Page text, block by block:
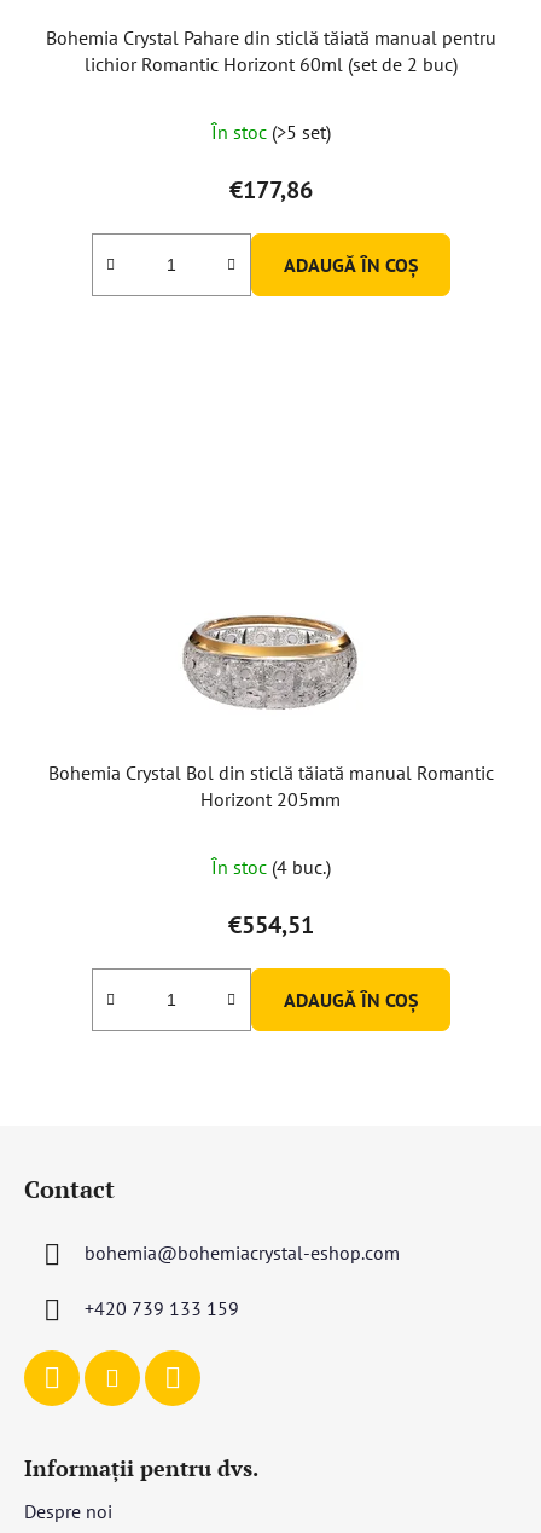
Bohemia Crystal Pahare din sticlă tăiată manual pentru
lichior Romantic Horizont 60ml (set de 2 buc)
În stoc (>5 set)
€177,86
ADAUGĂ ÎN COŞ
Bohemia Crystal Bol din sticlă tăiată manual Romantic
Horizont 205mm
În stoc (4 buc.)
€554,51
ADAUGĂ ÎN COŞ
Contact
bohemia@bohemiacrystal-eshop.com
+420 739 133 159
Informații pentru dvs.
Despre noi